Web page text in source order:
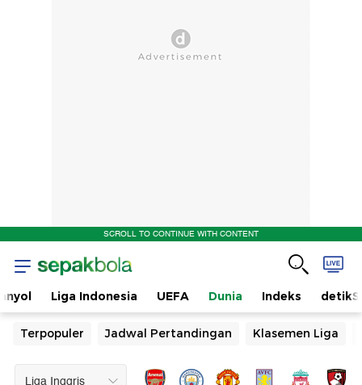
SCROLL TO CONTINUE WITH CONTENT
Liga Indonesia UEFA Dunia Indeks
Terpopuler Jadwal Pertandingan Klasemen Liga